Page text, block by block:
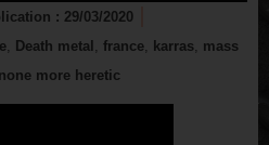
: 29/03/2020
, Death metal france, karras
mass
none more heretic